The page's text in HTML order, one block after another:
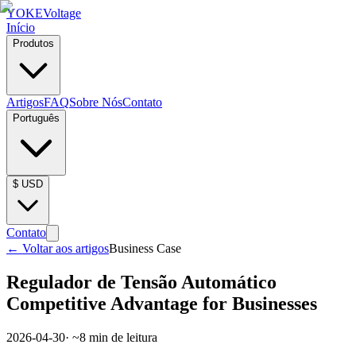
YOKEVoltage
Início
Produtos
ArtigosFAQSobre NósContato
Português
$ USD
Contato
← Voltar aos artigosBusiness Case
Regulador de Tensão Automático
Competitive Advantage for Businesses
2026-04-30· ~8 min de leitura